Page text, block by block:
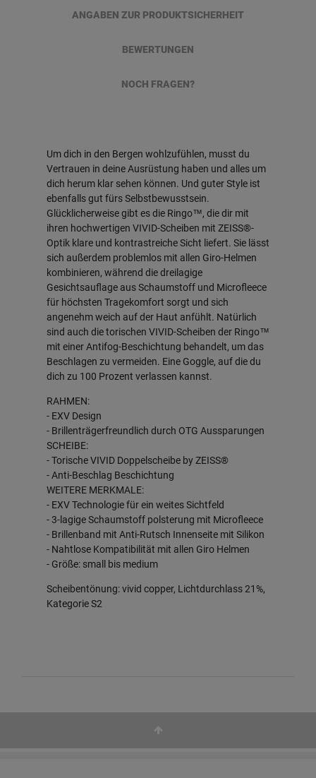
ANGABEN ZUR PRODUKTSICHERHEIT
BEWERTUNGEN
NOCH FRAGEN?
Um dich in den Bergen wohlzufühlen, musst du
Vertrauen in deine Ausrüstung haben und alles um
dich herum klar sehen können. Und guter Style ist
ebenfalls gut fürs Selbstbewusstsein.
Glücklicherweise gibt es die Ringo™, die dir mit
ihren hochwertigen VIVID-Scheiben mit ZEISS®-
Optik klare und kontrastreiche Sicht liefert. Sie lässt
sich außerdem problemlos mit allen Giro-Helmen
kombinieren, während die dreilagige
Gesichtsauflage aus Schaumstoff und Microfleece
für höchsten Tragekomfort sorgt und sich
angenehm weich auf der Haut anfühlt. Natürlich
sind auch die torischen VIVID-Scheiben der Ringo™
mit einer Antifog-Beschichtung behandelt, um das
Beschlagen zu vermeiden. Eine Goggle, auf die du
dich zu 100 Prozent verlassen kannst.
RAHMEN:
- EXV Design
- Brillenträgerfreundlich durch OTG Aussparungen
SCHEIBE:
- Torische VIVID Doppelscheibe by ZEISS®
- Anti-Beschlag Beschichtung
WEITERE MERKMALE:
- EXV Technologie für ein weites Sichtfeld
- 3-lagige Schaumstoff polsterung mit Microfleece
- Brillenband mit Anti-Rutsch Innenseite mit Silikon
- Nahtlose Kompatibilität mit allen Giro Helmen
- Größe: small bis medium
Scheibentönung: vivid copper, Lichtdurchlass 21%,
Kategorie S2